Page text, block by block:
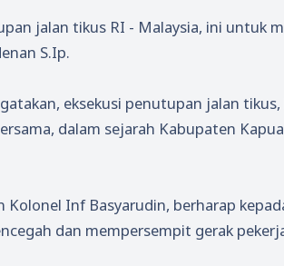
jalan tikus RI - Malaysia, ini untuk
S.Ip.
eksekusi penutupan jalan
dalam sejarah Kabupaten
Inf Basyarudin, berharap
dan mempersempit gerak